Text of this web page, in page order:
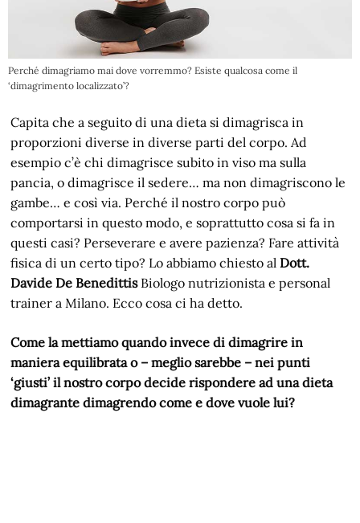
Perché dimagriamo mai dove vorremmo? Esiste qualcosa come il
‘dimagrimento localizzato’?
Capita che a seguito di una dieta si dimagrisca in
proporzioni diverse in diverse parti del corpo. Ad
esempio c’è chi dimagrisce subito in viso ma sulla
pancia, o dimagrisce il sedere… ma non dimagriscono le
gambe… e così via. Perché il nostro corpo può
comportarsi in questo modo, e soprattutto cosa si fa in
questi casi? Perseverare e avere pazienza? Fare attività
fisica di un certo tipo? Lo abbiamo chiesto alDott.
Davide De Benedittis Biologo nutrizionista e personal
trainer a Milano. Ecco cosa ci ha detto.
Come la mettiamo quando invece di dimagrire in
maniera equilibrata o – meglio sarebbe – nei punti
‘giusti’ il nostro corpo decide rispondere ad una dieta
dimagrante dimagrendo come e dove vuole lui?